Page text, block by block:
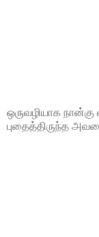
ஒருவழியாக
புதைத்திருந்த